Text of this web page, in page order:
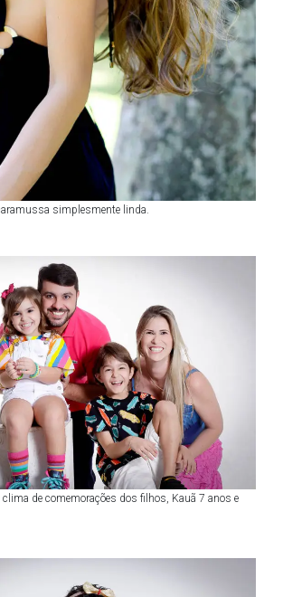
simplesmente linda.
clima de comemorações dos filhos, Kauã 7 anos e